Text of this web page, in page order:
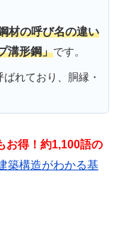
材の呼び名の違い
溝形鋼」です。
れており、胴縁・
お得！約1,100語の
築構造がわかる基